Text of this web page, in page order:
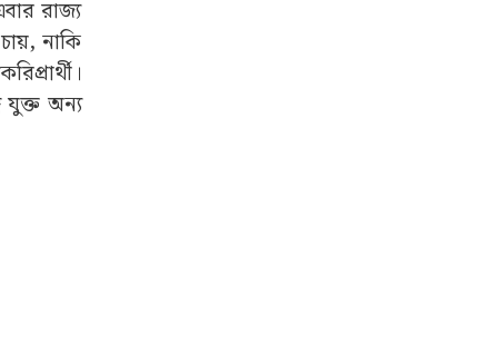
রাজ্য
নাকি
যুক্ত অন্য